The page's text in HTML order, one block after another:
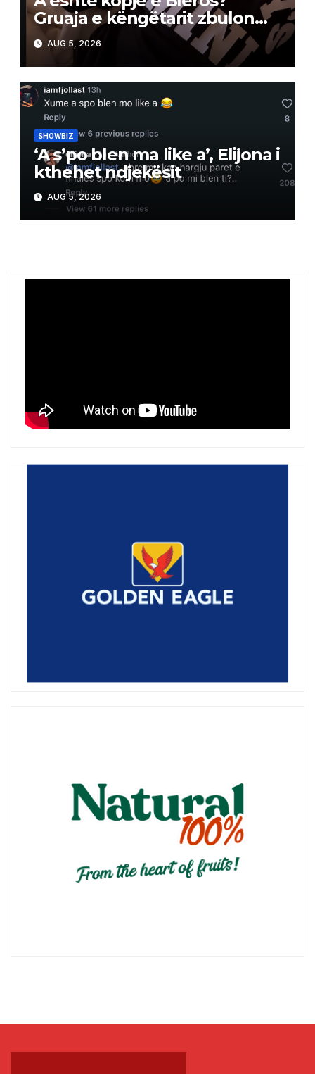
Gruaja e këngëtarit zbulon
pak nga portreti i të birit
AUG 5, 2026
SHOWBIZ
‘A s’po blen ma like a’, Elijona i
kthehet ndjekësit
AUG 5, 2026